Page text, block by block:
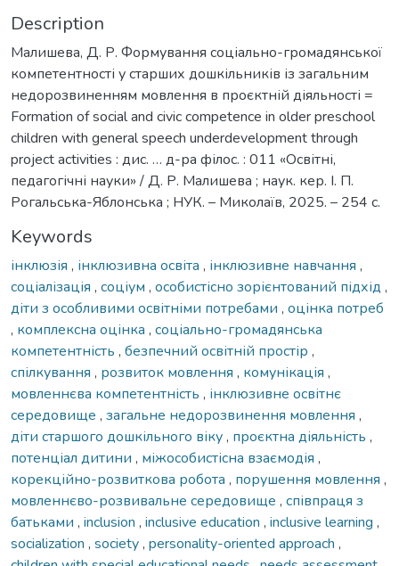
Description
Малишева, Д. Р. Формування соціально-громадянської
компетентності у старших дошкільників із загальним
недорозвиненням мовлення в проєктній діяльності =
Formation of social and civic competence in older preschool
children with general speech underdevelopment through
project activities : дис. … д-ра філос. : 011 «Освітні,
педагогічні науки» / Д. Р. Малишева ; наук. кер. І. П.
Рогальська-Яблонська ; НУК. – Миколаїв, 2025. – 254 с.
Keywords
інклюзія , інклюзивна освіта , інклюзивне навчання ,
соціалізація , соціум , особистісно зорієнтований підхід ,
діти з особливими освітніми потребами , оцінка потреб
, комплексна оцінка , соціально-громадянська
компетентність , безпечний освітній простір ,
спілкування , розвиток мовлення , комунікація ,
мовленнєва компетентність , інклюзивне освітнє
середовище , загальне недорозвинення мовлення ,
діти старшого дошкільного віку, проєктна діяльність ,
потенціал дитини , міжособистісна взаємодія ,
корекційно-розвиткова робота , порушення мовлення ,
мовленнєво-розвивальне середовище , співпраця з
батьками , inclusion , inclusive education , inclusive learning ,
socialization , society, personality-oriented approach ,